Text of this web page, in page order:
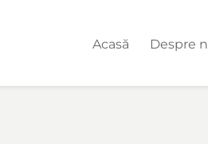
Acasă Despre